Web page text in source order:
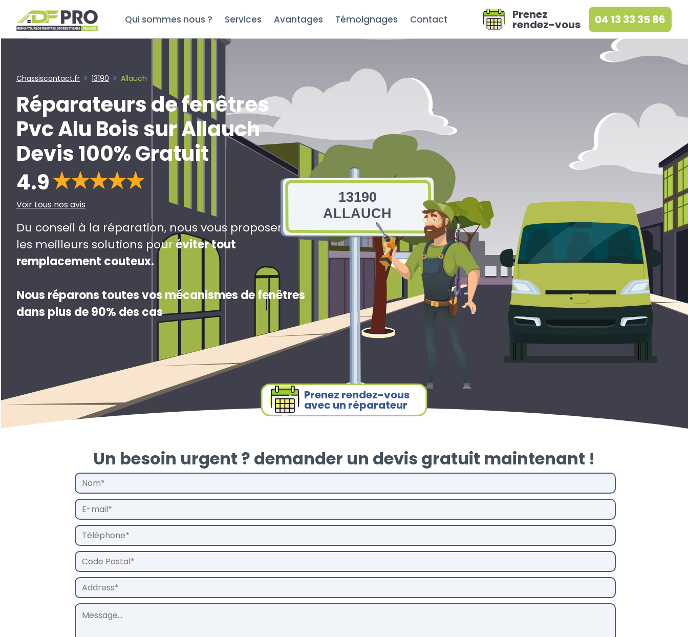
Qui sommes nous ? Services Avantages Témoignages Contact Prenez
rendez-vous 04 13 33 35 86
Chassiscontact.fr 13190 Allauch
Réparateurs de fenêtres
Pvc Alu Bois sur Allauch
Devis 100% Gratuit
4.9
Voir tous nos avis
Du conseil à la réparation, nous vous proposerons
les meilleurs solutions pouréviter tout
remplacement couteux.
Nous réparons toutes vos mécanismes de fenêtres
dans plus de 90% des cas
13190
ALLAUCH
Prenez rendez-vous
avec un réparateur
Un besoin urgent ? demander un devis gratuit maintenant !